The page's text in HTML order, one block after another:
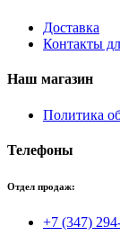
Доставка
Контакты
Наш магазин
Политика
Телефоны
Отдел продаж:
+7 (347)